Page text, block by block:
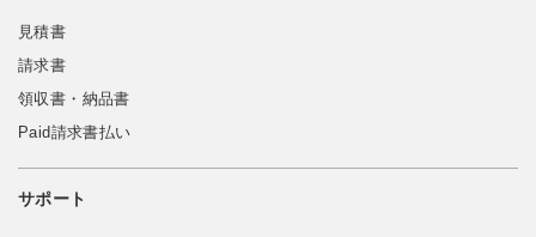
見積書
請求書
領収書・納品書
Paid請求書払い
サポート